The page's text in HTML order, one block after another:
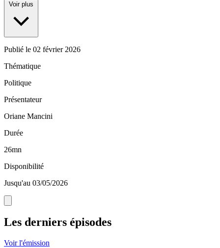
Voir plus
Publié le 02 février 2026
Thématique
Politique
Présentateur
Oriane Mancini
Durée
26mn
Disponibilité
Jusqu'au 03/05/2026
Les derniers épisodes
Voir l'émission